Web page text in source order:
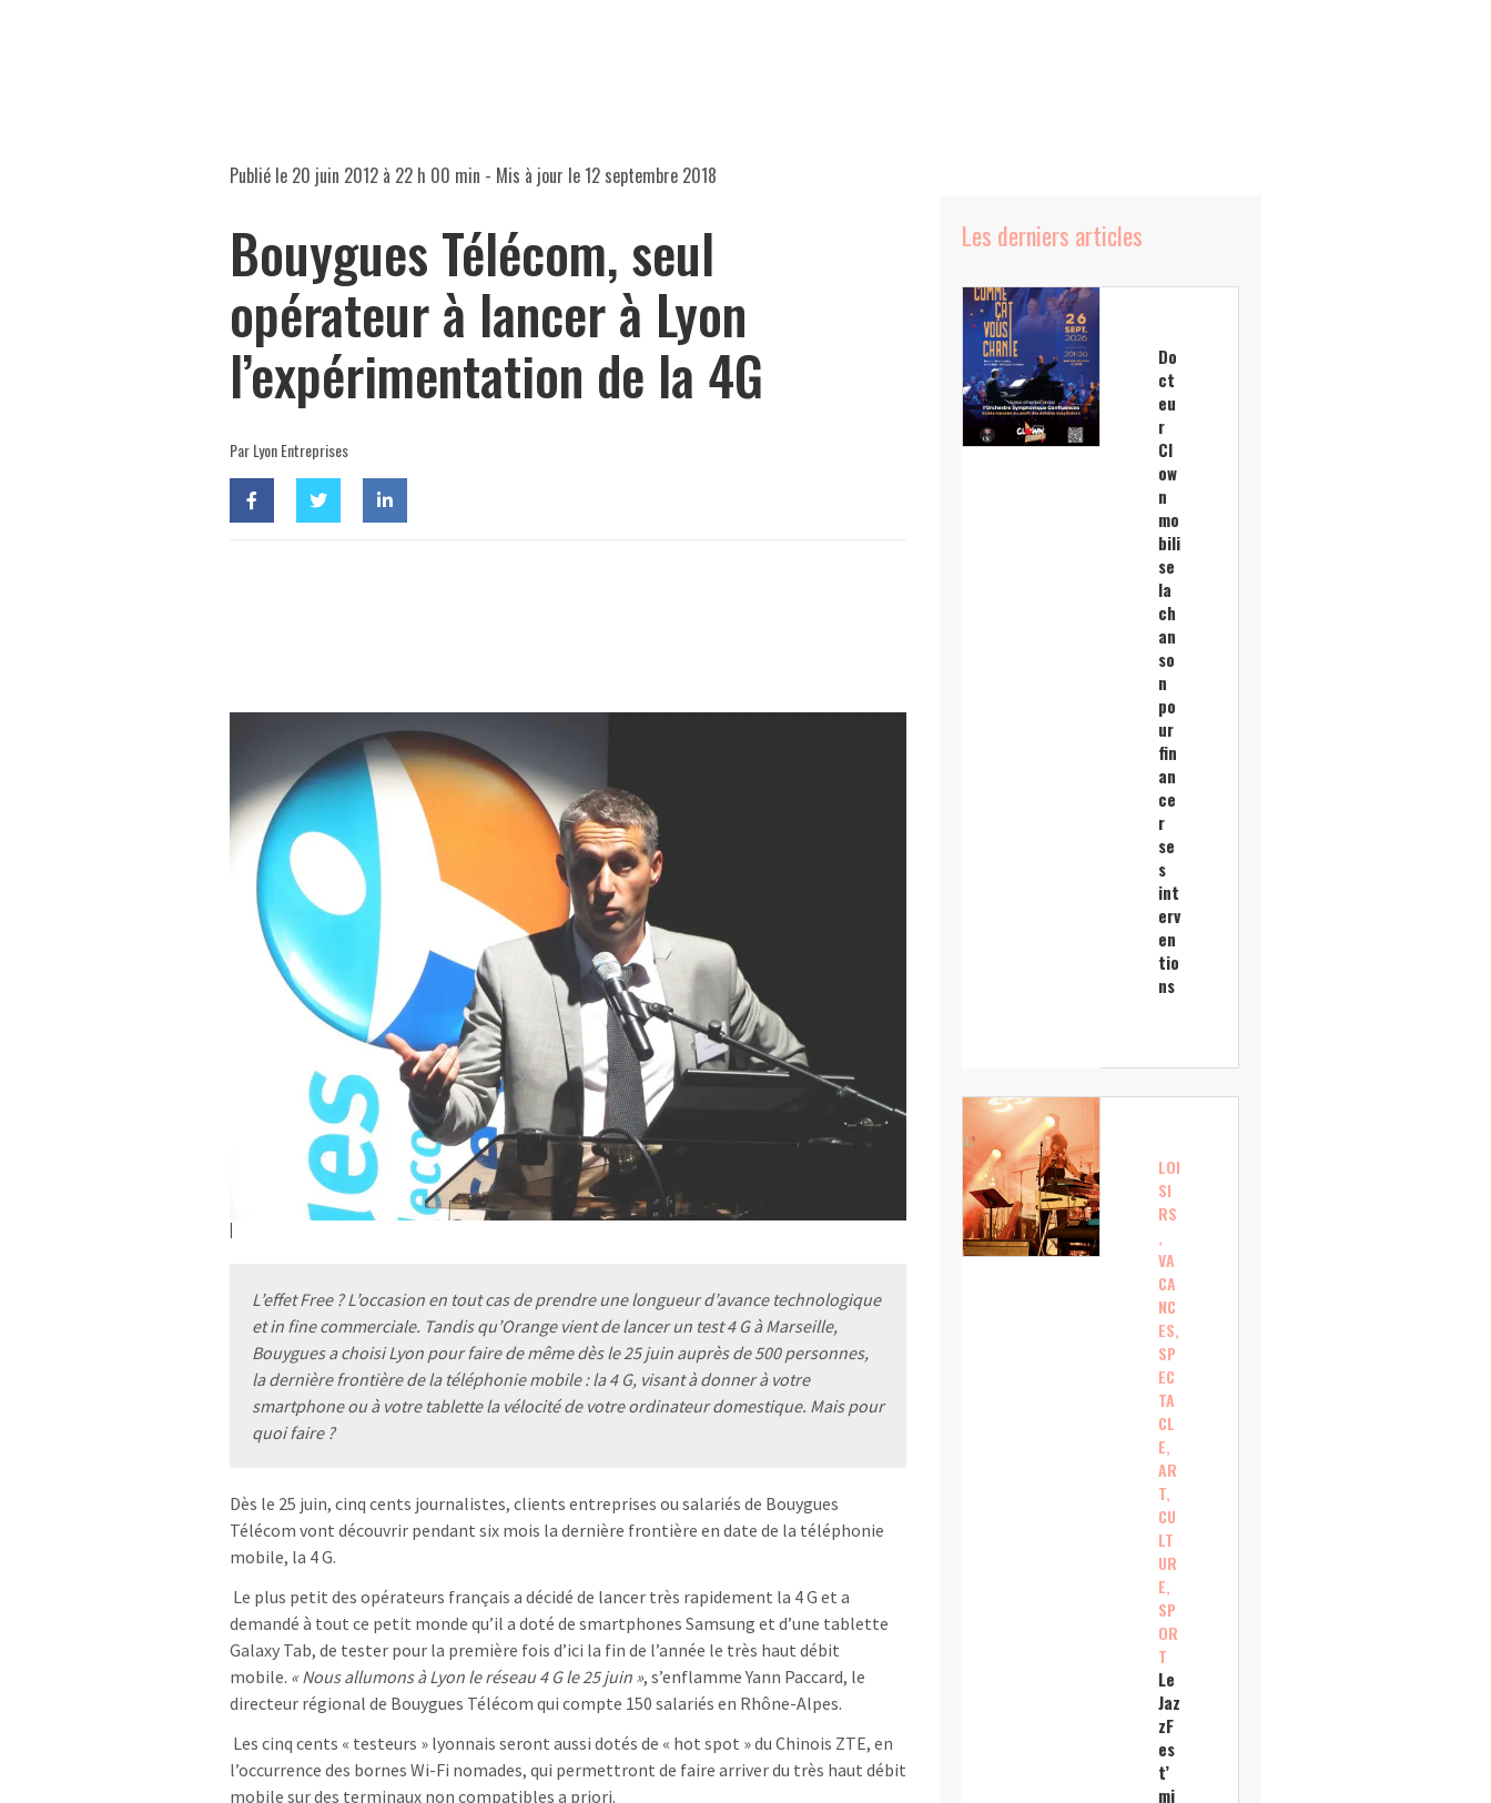
Publié le 20 juin 2012 à 22 h 00 min - Mis à jour le12 septembre 2018
Bouygues Télécom, seul
opérateur à lancer à Lyon
l’expérimentation de la 4G
Par Lyon Entreprises
L’effet Free ? L’occasion en tout cas de prendre une longueur d’avance technologique
et in fine commerciale. Tandis qu’Orange vient de lancer un test 4 G à Marseille,
Bouygues a choisi Lyon pour faire de même dès le 25 juin auprès de 500 personnes,
la dernière frontière de la téléphonie mobile : la 4 G, visant à donner à votre
smartphone ou à votre tablette la vélocité de votre ordinateur domestique. Mais pour
quoi faire ?
Dès le 25 juin, cinq cents journalistes, clients entreprises ou salariés de Bouygues
Télécom vont découvrir pendant six mois la dernière frontière en date de la téléphonie
mobile, la 4 G.
Le plus petit des opérateurs français a décidé de lancer très rapidement la 4 G et a
demandé à tout ce petit monde qu’il a doté de smartphones Samsung et d’une tablette
Galaxy Tab, de tester pour la première fois d’ici la fin de l’année le très haut débit
mobile. « Nous allumons à Lyon le réseau 4 G le 25 juin », s’enflamme Yann Paccard, le
directeur régional de Bouygues Télécom qui compte 150 salariés en Rhône-Alpes.
Les cinq cents « testeurs » lyonnais seront aussi dotés de « hot spot » du Chinois ZTE, en
l’occurrence des bornes Wi-Fi nomades, qui permettront de faire arriver du très haut débit
mobile sur des terminaux non compatibles a priori.
Les derniers articles
Do
ct
eu
r
Cl
ow
n
mo
bili
se
la
ch
an
so
n
po
ur
fin
an
ce
r
se
s
int
erv
en
tio
ns
LOI
SI
RS
,
VA
CA
NC
ES,
SP
EC
TA
CL
E,
AR
T,
CU
LT
UR
E,
SP
OR
T
Le
Jaz
zF
es
t’
mi